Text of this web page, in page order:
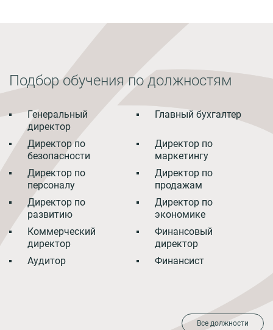
Подбор обучения по должностям
Генеральный
директор
Главный бухгалтер
Директор по
безопасности
Директор по
маркетингу
Директор по
персоналу
Директор по
продажам
Директор по
развитию
Директор по
экономике
Коммерческий
директор
Финансовый
директор
Аудитор
Финансист
Все должности